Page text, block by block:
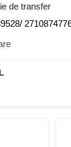
de transfer